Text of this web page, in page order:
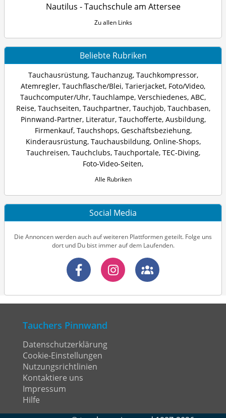
Nautilus - Tauchschule am Attersee
Zu allen Links
Beliebte Rubriken
Tauchausrüstung, Tauchanzug, Tauchkompressor,
Atemregler, Tauchflasche/Blei, Tarierjacket, Foto/Video,
Tauchcomputer/Uhr, Tauchlampe, Verschiedenes, ABC,
Reise, Tauchseiten, Tauchpartner, Tauchjob, Tauchbasen,
Pinnwand-Partner, Literatur, Tauchofferte, Ausbildung,
Firmenkauf, Tauchshops, Geschäftsbeziehung,
Kinderausrüstung, Tauchausbildung, Online-Shops,
Tauchreisen, Tauchclubs, Tauchportale, TEC-Diving,
Foto-Video-Seiten,
Alle Rubriken
Social Media
Die Annoncen werden auch auf weiteren Plattformen geteilt. Folge uns
dort und Du bist immer auf dem Laufenden.
Tauchers Pinnwand
Datenschutzerklärung
Cookie-Einstellungen
Nutzungsrichtlinien
Kontaktiere uns
Impressum
Hilfe